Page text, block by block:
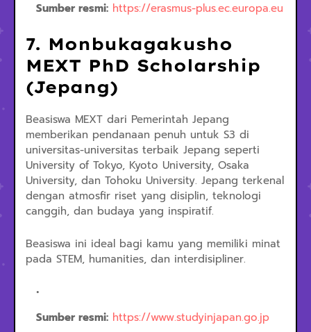
Sumber resmi: https://erasmus-plus.ec.europa.eu
7. Monbukagakusho
MEXT PhD Scholarship
(Jepang)
Beasiswa MEXT dari Pemerintah Jepang
memberikan pendanaan penuh untuk S3 di
universitas-universitas terbaik Jepang seperti
University of Tokyo, Kyoto University, Osaka
University, dan Tohoku University. Jepang terkenal
dengan atmosfir riset yang disiplin, teknologi
canggih, dan budaya yang inspiratif.
Beasiswa ini ideal bagi kamu yang memiliki minat
pada STEM, humanities, dan interdisipliner.
Sumber resmi: https://www.studyinjapan.go.jp